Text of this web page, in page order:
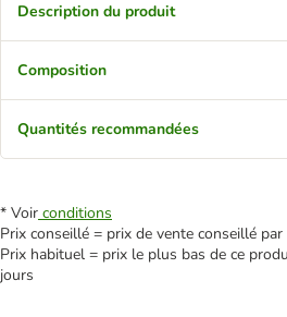
Description du produit
Composition
Quantités recommandées
* Voir conditions
Prix conseillé = prix de vente conseillé
Prix habituel = prix le plus bas de ce
jours